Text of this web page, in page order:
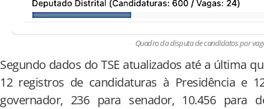
Quadro da disputa de candidatos por
Segundo dados do TSE atualizados até a última
12 registros de candidaturas à Presidência e
governador, 236 para senador, 10.456 para